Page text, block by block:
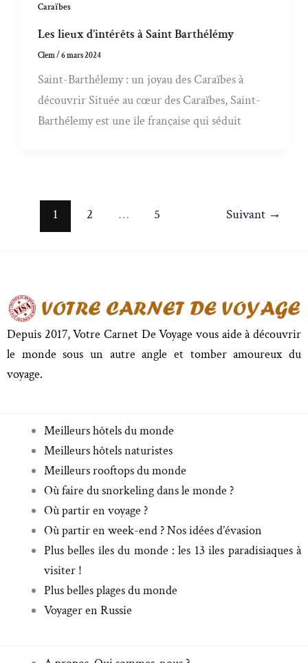
Caraïbes
Les lieux d’intérêts à Saint Barthélémy
Clem/6 mars 2024
Saint-Barthélemy : un joyau des Caraïbes à
découvrir Située au cœur des Caraïbes, Saint-
Barthélemy est une île française qui séduit
1 2 … 5 Suivant →
Depuis 2017, Votre Carnet De Voyage vous aide à découvrir
le monde sous un autre angle et tomber amoureux du
voyage.
Meilleurs hôtels du monde
Meilleurs hôtels naturistes
Meilleurs rooftops du monde
Où faire du snorkeling dans le monde ?
Où partir en voyage ?
Où partir en week-end ? Nos idées d’évasion
Plus belles îles du monde : les 13 iles paradisiaques à
visiter !
Plus belles plages du monde
Voyager en Russie